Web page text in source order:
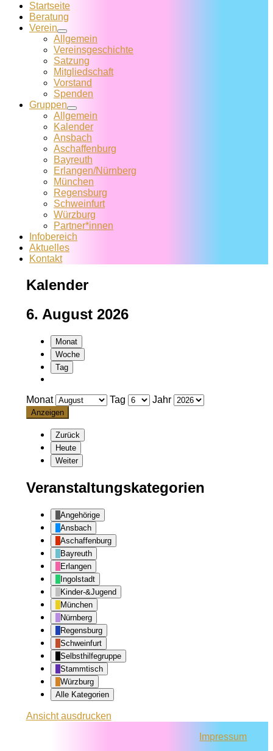
Startseite
Beratung
Verein
Allgemein
Vereins­geschichte
Satzung
Mitglied­schaft
Vorstand
Spenden
Gruppen
Allgemein
Kalender
Ansbach
Aschaffenburg
Bayreuth
Erlangen/Nürnberg
München
Regensburg
Schweinfurt
Würzburg
Partner*innen
Infobereich
Aktuelles
Kontakt
Kalender
6. August 2026
Monat
Woche
Tag
Monat Tag Jahr
Zurück
Heute
Weiter
Veranstaltungskategorien
Angehörige
Ansbach
Aschaffenburg
Bayreuth
Erlangen
Ingolstadt
Kinder-&Jugend
München
Nürnberg
Regensburg
Schweinfurt
Selbsthilfegruppe
Stammtisch
Würzburg
Alle Kategorien
Ansichtausdrucken
Impressum